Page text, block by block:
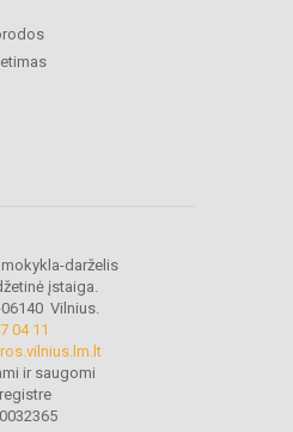
darželis
įstaiga.
Vilnius.
04 11
ir saugomi